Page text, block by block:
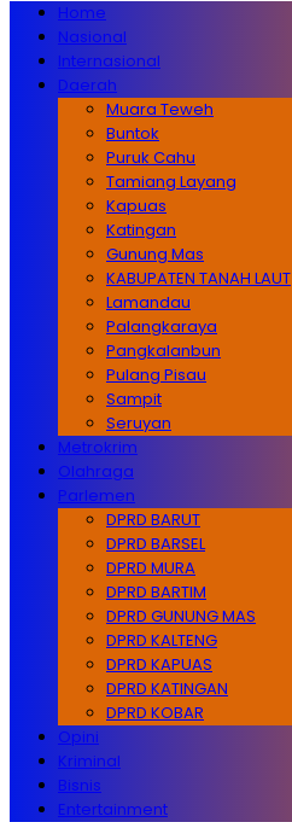
Home
Nasional
Internasional
Daerah
Muara Teweh
Buntok
Puruk Cahu
Tamiang Layang
Kapuas
Katingan
Gunung Mas
KABUPATEN TANAH LAUT
Lamandau
Palangkaraya
Pangkalanbun
Pulang Pisau
Sampit
Seruyan
Metrokrim
Olahraga
Parlemen
DPRD BARUT
DPRD BARSEL
DPRD MURA
DPRD BARTIM
DPRD GUNUNG MAS
DPRD KALTENG
DPRD KAPUAS
DPRD KATINGAN
DPRD KOBAR
Opini
Kriminal
Bisnis
Entertainment